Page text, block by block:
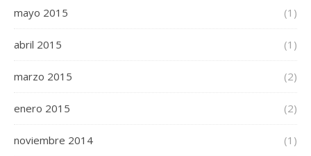
mayo 2015 (1)
abril 2015 (1)
marzo 2015 (2)
enero 2015 (2)
noviembre 2014 (1)